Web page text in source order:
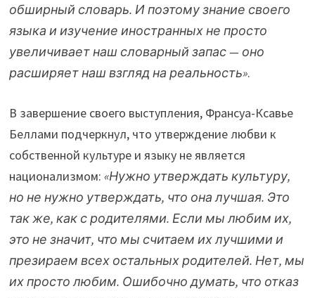
обширный словарь. И поэтому знание своего
языка и изучение иностранных не просто
увеличивает наш словарный запас — оно
расширяет наш взгляд на реальность».
В завершение своего выступления, Франсуа-Ксавье
Беллами подчеркнул, что утверждение любви к
собственной культуре и языку не является
национализмом:«Нужно утверждать культуру,
но не нужно утверждать, что она лучшая. Это
так же, как с родителями. Если мы любим их,
это не значит, что мы считаем их лучшими и
презираем всех остальных родителей. Нет, мы
их просто любим. Ошибочно думать, что отказ